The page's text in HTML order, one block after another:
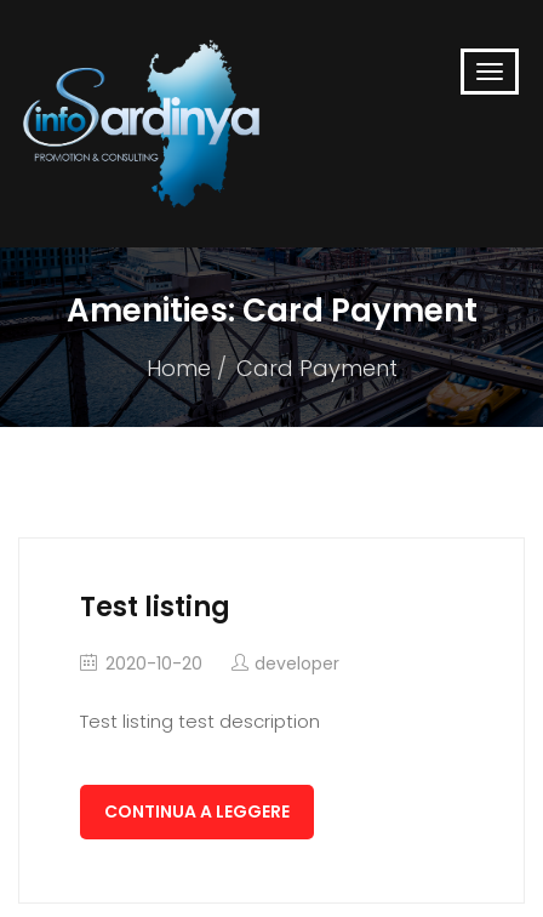
Amenities:Card Payment
Home Card Payment
Test listing
2020-10-20 developer
Test listing test description
CONTINUA A LEGGERE